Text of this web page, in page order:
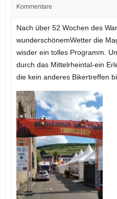
Kommentare
Nach über 52 Wochen des
wunderschönemWetter die
wisder ein tolles Programm.
durch das Mittelrheintal-ein
die kein anderes Bikertreffen